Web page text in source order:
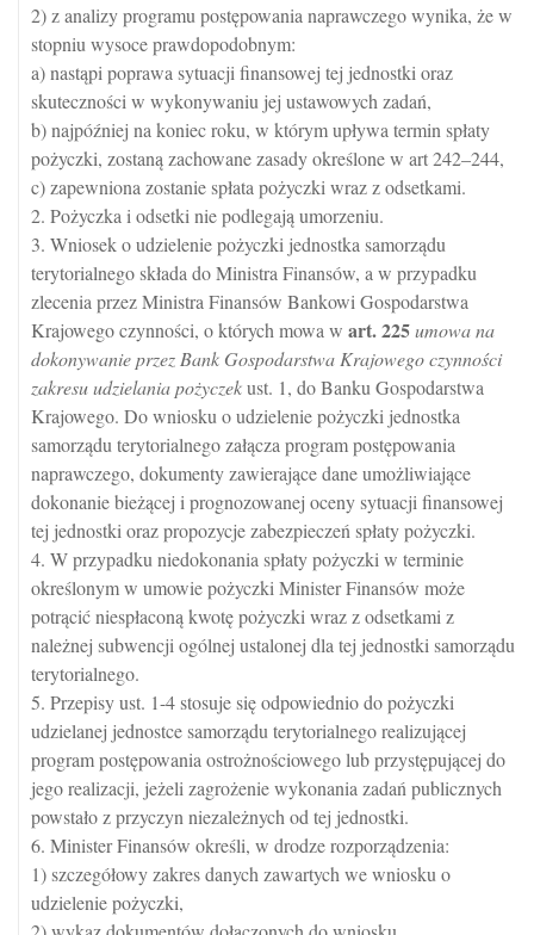
2) z analizy programu postępowania naprawczego wynika, że w
stopniu wysoce prawdopodobnym:
a) nastąpi poprawa sytuacji finansowej tej jednostki oraz
skuteczności w wykonywaniu jej ustawowych zadań,
b) najpóźniej na koniec roku, w którym upływa termin spłaty
pożyczki, zostaną zachowane zasady określone w art 242–244,
c) zapewniona zostanie spłata pożyczki wraz z odsetkami.
2. Pożyczka i odsetki nie podlegają umorzeniu.
3. Wniosek o udzielenie pożyczki jednostka samorządu
terytorialnego składa do Ministra Finansów, a w przypadku
zlecenia przez Ministra Finansów Bankowi Gospodarstwa
Krajowego czynności, o których mowa w art.225umowa na
dokonywanie przez Bank Gospodarstwa Krajowego czynności
zakresu udzielania pożyczekust. 1, do Banku Gospodarstwa
Krajowego. Do wniosku o udzielenie pożyczki jednostka
samorządu terytorialnego załącza program postępowania
naprawczego, dokumenty zawierające dane umożliwiające
dokonanie bieżącej i prognozowanej oceny sytuacji finansowej
tej jednostki oraz propozycje zabezpieczeń spłaty pożyczki.
4. W przypadku niedokonania spłaty pożyczki w terminie
określonym w umowie pożyczki Minister Finansów może
potrącić niespłaconą kwotę pożyczki wraz z odsetkami z
należnej subwencji ogólnej ustalonej dla tej jednostki samorządu
terytorialnego.
5. Przepisy ust. 1-4 stosuje się odpowiednio do pożyczki
udzielanej jednostce samorządu terytorialnego realizującej
program postępowania ostrożnościowego lub przystępującej do
jego realizacji, jeżeli zagrożenie wykonania zadań publicznych
powstało z przyczyn niezależnych od tej jednostki.
6. Minister Finansów określi, w drodze rozporządzenia:
1) szczegółowy zakres danych zawartych we wniosku o
udzielenie pożyczki,